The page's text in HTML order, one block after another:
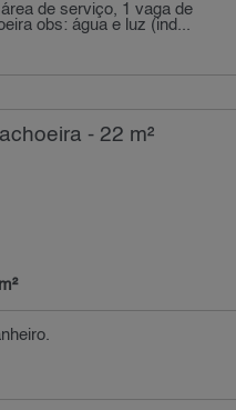
de serviço, 1 vaga de
obs: água e luz (ind...
- 22 m²